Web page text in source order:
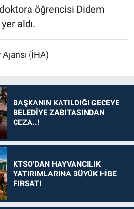
öğrencisi Didem
aldı.
(İHA)
BAŞKANIN KATILDIĞI GECEYE
BELEDİYE ZABITASINDAN
CEZA..!
KTSO'DAN HAYVANCILIK
YATIRIMLARINA BÜYÜK HİBE
FIRSATI